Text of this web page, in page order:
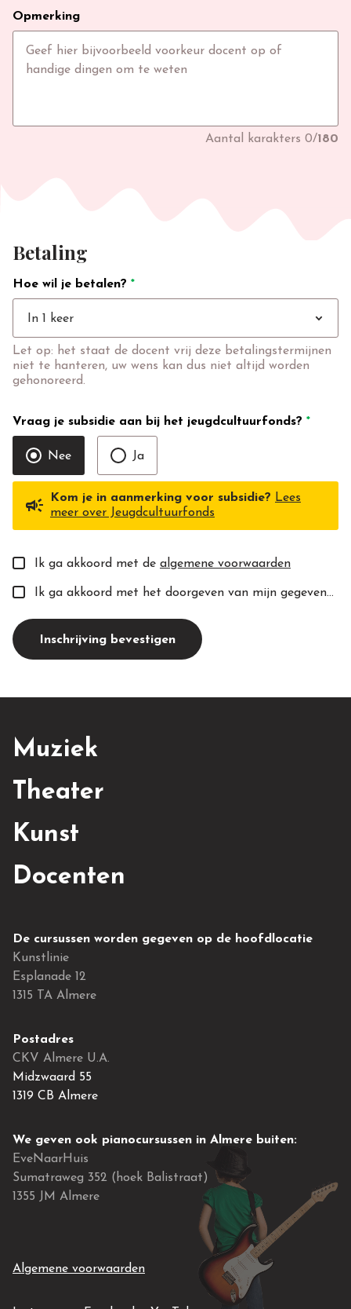
Opmerking
Aantal karakters 0/180
Betaling
Hoe wil je betalen? *
In 1 keer expand_more
Let op: het staat de docent vrij deze betalingstermijnen
niet te hanteren, uw wens kan dus niet altijd worden
gehonoreerd.
Vraag je subsidie aan bij het jeugdcultuurfonds? *
Nee Ja
campaign Kom je in aanmerking voor subsidie? Lees
meer over Jeugdcultuurfonds
Ik ga akkoord met de algemene voorwaarden
Ik ga akkoord met het doorgeven van mijn gegevens aan de toekomstige docent(e).
Inschrijving bevestigen
Muziek
Theater
Kunst
Docenten
De cursussen worden gegeven op de hoofdlocatie
Kunstlinie
Esplanade 12
1315 TA Almere
Postadres
CKV Almere U.A.
Midzwaard 55
1319 CB Almere
We geven ook pianocursussen in Almere buiten:
EveNaarHuis
Sumatraweg 352 (hoek Balistraat)
1355 JM Almere
Algemene voorwaarden